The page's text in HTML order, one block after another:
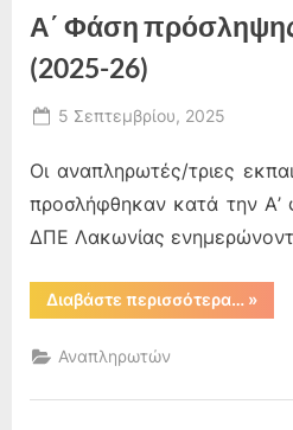
ΕΕΠ
Α΄ Φάση
(2025-26)
Posted
5 Σεπτεμβρίου, 2025
Οι αναπληρωτές/τριες
προσλήφθηκαν κατά την
ΔΠΕ Λακωνίας
Διαβάστε περισσότερα… “Α΄
Φάση
»
Αναπληρωτών